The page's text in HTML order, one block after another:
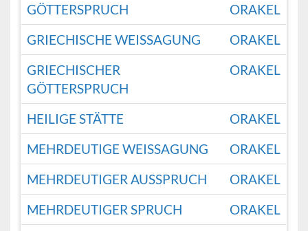
GÖTTERSPRUCH
ORAKEL
GRIECHISCHE WEISSAGUNG
ORAKEL
GRIECHISCHER
GÖTTERSPRUCH
ORAKEL
HEILIGE STÄTTE
ORAKEL
MEHRDEUTIGE WEISSAGUNG
ORAKEL
MEHRDEUTIGER AUSSPRUCH
ORAKEL
MEHRDEUTIGER SPRUCH
ORAKEL